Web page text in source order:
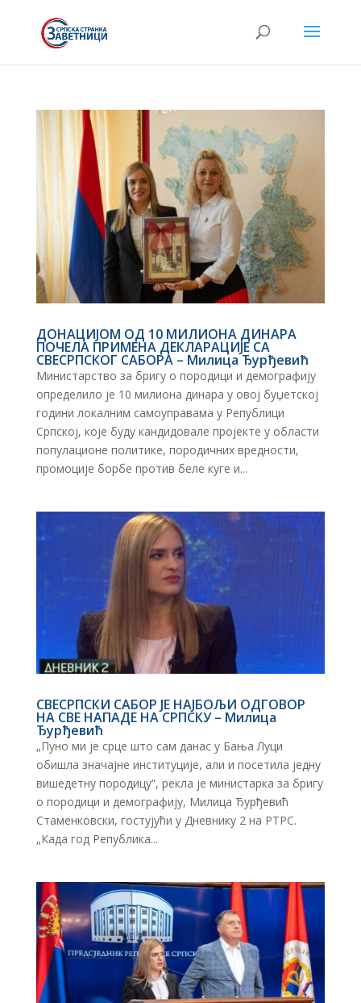
ДОНАЦИЈОМ ОД 10 МИЛИОНА ДИНАРА
ПОЧЕЛА ПРИМЕНА ДЕКЛАРАЦИЈЕ СА
СВЕСРПСКОГ САБОРА – Милица Ђурђевић
Министарство за бригу о породици и демографију
определило је 10 милиона динара у овој буџетској
години локалним самоуправама у Републици
Српској, које буду кандидовале пројекте у области
популационе политике, породичних вредности,
промоције борбе против беле куге и...
СВЕСРПСКИ САБОР ЈЕ НАЈБОЉИ ОДГОВОР
НА СВЕ НАПАДЕ НА СРПСКУ – Милица
Ђурђевић
„Пуно ми је срце што сам данас у Бања Луци
обишла значајне институције, али и посетила једну
вишедетну породицу“, рекла је министарка за бригу
о породици и демографију, Милица Ђурђевић
Стаменковски, гостујући у Дневнику 2 на РТРС.
„Када год Република...